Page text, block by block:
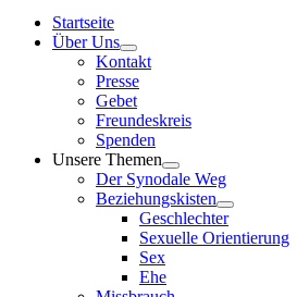
Startseite
Über Uns
Kontakt
Presse
Gebet
Freundeskreis
Spenden
Unsere Themen
Der Synodale Weg
Beziehungskisten
Geschlechter
Sexuelle Orientierung
Sex
Ehe